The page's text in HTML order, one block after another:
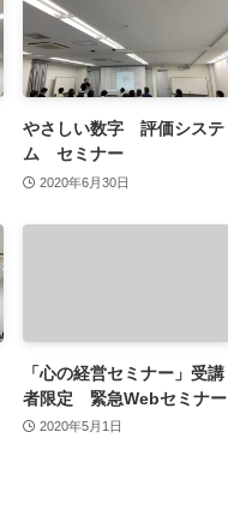
やさしい数字 評価システ
ム セミナー
2020年6月30日
「心の経営セミナー」受講
者限定 緊急Webセミナー
2020年5月1日